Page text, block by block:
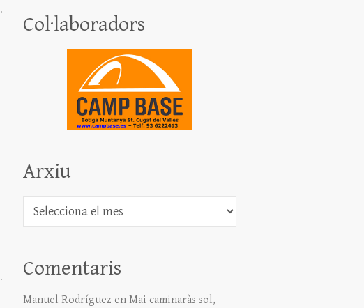
Col·laboradors
Arxiu
Arxiu
Comentaris
Manuel Rodríguez enMai caminaràs sol,